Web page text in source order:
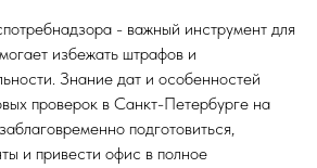
- важный инструмент для
избежать штрафов и
Знание дат и особенностей
проверок в Санкт-Петербурге на
подготовиться,
и привести офис в полное